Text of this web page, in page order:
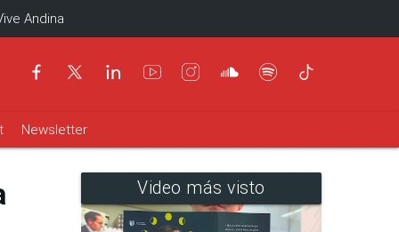
Andina
Newsletter
Video más visto